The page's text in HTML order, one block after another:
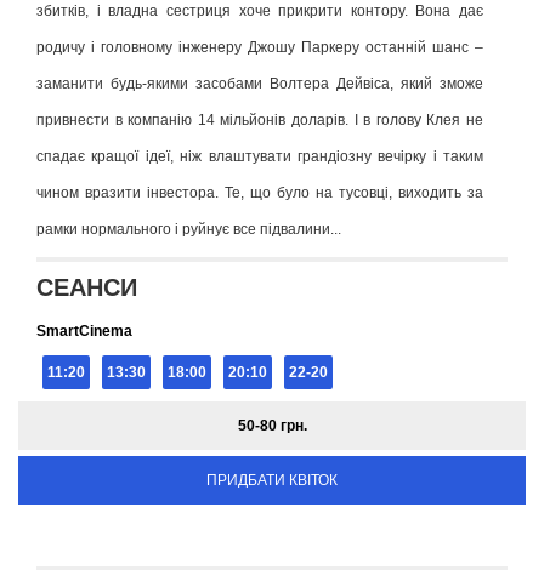
збитків, і владна сестриця хоче прикрити контору. Вона дає
родичу і головному інженеру Джошу Паркеру останній шанс –
заманити будь-якими засобами Волтера Дейвіса, який зможе
привнести в компанію 14 мільйонів доларів. І в голову Клея не
спадає кращої ідеї, ніж влаштувати грандіозну вечірку і таким
чином вразити інвестора. Те, що було на тусовці, виходить за
рамки нормального і руйнує все підвалини...
СЕАНСИ
SmartCinema
11:20 13:30 18:00 20:10 22-20
50-80 грн.
ПРИДБАТИ КВІТОК